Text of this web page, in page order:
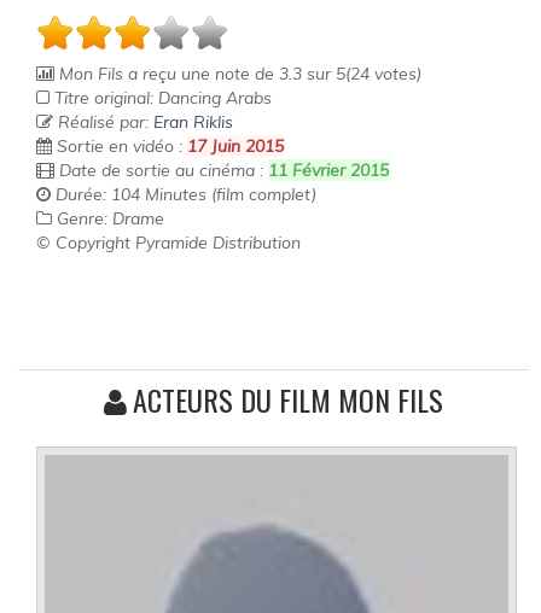
Mon Fils a reçu une note de 3.3 sur 5(24 votes)
Titre original: Dancing Arabs
Réalisé par: Eran Riklis
Sortie en vidéo : 17 Juin 2015
Date de sortie au cinéma : 11 Février 2015
Durée: 104 Minutes (film complet)
Genre: Drame
© Copyright Pyramide Distribution
ACTEURS DU FILM MON FILS